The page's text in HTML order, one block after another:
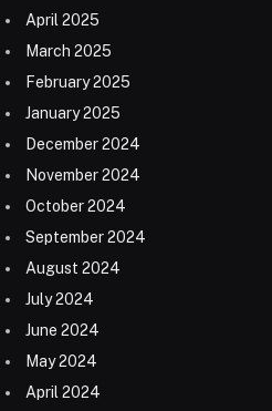
April 2025
March 2025
February 2025
January 2025
December 2024
November 2024
October 2024
September 2024
August 2024
July 2024
June 2024
May 2024
April 2024